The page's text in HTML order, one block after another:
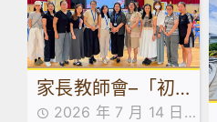
後活動期間，精心規
劃並舉辦了兩場學生
領袖系列工作坊。
家長教師會–「初
2026 年 7 月 14 日